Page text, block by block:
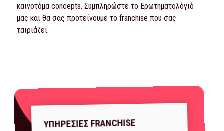
καινοτόμα concepts. Συμπληρώστε το Ερωτηματολόγιό
μας και θα σας προτείνουμε το franchise που σας
ταιριάζει.
ΥΠΗΡΕΣΙΕΣ FRANCHISE